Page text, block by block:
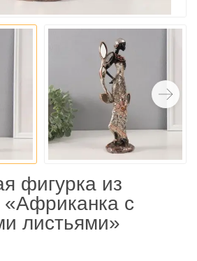
фигурка из
«Африканка с
листьями»